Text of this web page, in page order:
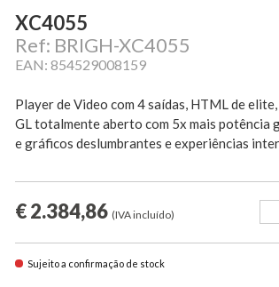
XC4055
Ref: BRIGH-XC4055
EAN: 854529008159
Player de Video com 4 saídas, HTML de
GL totalmente aberto com 5x mais potência
e gráficos deslumbrantes e experiências
€ 2.384,86 (IVA incluído)
Sujeito a confirmação de stock